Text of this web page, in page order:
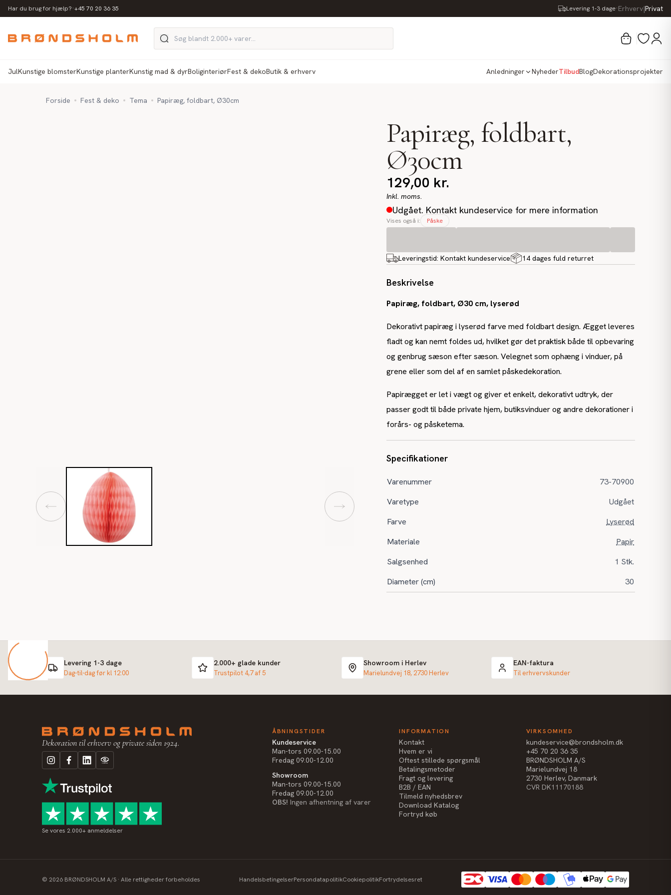
Har du brug for hjælp?·+45 70 20 36 35 Levering 1-3 dage·Erhverv|Privat
JulKunstige blomsterKunstige planterKunstig mad & dyrBoliginteriørFest & dekoButik & erhverv Anledninger NyhederTilbudBlogDekorationsprojekter
Forside Fest & deko Tema Papiræg, foldbart, Ø30cm
Papiræg, foldbart,
Ø30cm
129,00 kr.
Inkl. moms.
Udgået. Kontakt kundeservice for mere information
Vises også i: Påske
Leveringstid:Kontakt kundeservice 14 dages fuld returret
Beskrivelse
Papiræg, foldbart, Ø30 cm, lyserød
Dekorativt papiræg i lyserød farve med foldbart design. Ægget leveres
fladt og kan nemt foldes ud, hvilket gør det praktisk både til opbevaring
og genbrug sæson efter sæson. Velegnet som ophæng i vinduer, på
grene eller som del af en samlet påskedekoration.
Papirægget er let i vægt og giver et enkelt, dekorativt udtryk, der
passer godt til både private hjem, butiksvinduer og andre dekorationer i
forårs- og påsketema.
Specifikationer
Varenummer
73-70900
Varetype
Udgået
Farve
Lyserød
Materiale
Papir
Salgsenhed
1 Stk.
Diameter (cm)
30
Levering 1-3 dage
Dag-til-dag før kl 12:00
2.000+ glade kunder
Trustpilot 4,7 af 5
Showroom i Herlev
Marielundvej 18, 2730 Herlev
EAN-faktura
Til erhvervskunder
Dekoration til erhverv og private siden 1924.
Se vores 2.000+ anmeldelser
ÅBNINGSTIDER
Kundeservice
Man-tors 09.00-15.00
Fredag 09.00-12.00
Showroom
Man-tors 09.00-15.00
Fredag 09.00-12.00
OBS! Ingen afhentning af varer
INFORMATION
Kontakt
Hvem er vi
Oftest stillede spørgsmål
Betalingsmetoder
Fragt og levering
B2B / EAN
Tilmeld nyhedsbrev
Download Katalog
Fortryd køb
VIRKSOMHED
kundeservice@brondsholm.dk
+45 70 20 36 35
BRØNDSHOLM A/S
Marielundvej 18
2730 Herlev, Danmark
CVR DK11170188
© 2026 BRØNDSHOLM A/S · Alle rettigheder forbeholdes HandelsbetingelserPersondatapolitikCookiepolitikFortrydelsesret